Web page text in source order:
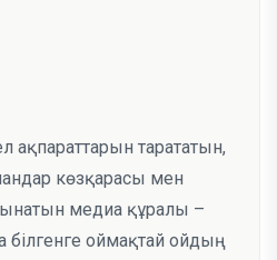
ақпараттарын тарататын,
көзқарасы мен
медиа құралы –
оймақтай ойдың